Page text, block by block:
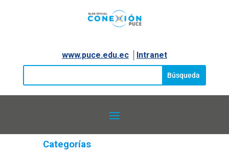
www.puce.edu.ec│ Intranet
Categorías